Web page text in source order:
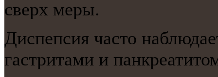
сверх меры.
Диспепсия часто
гастритами и